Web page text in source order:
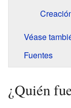
Véase
Fuentes
¿Quién